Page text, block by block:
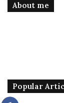
About me
Popular